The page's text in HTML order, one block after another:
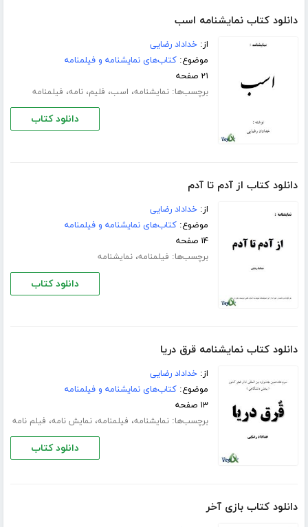
دانلود کتاب نمایشنامه اسب
از:خداداد رضایی
موضوع:کتاب‌های نمایشنامه و فیلمنامه
۲۱ صفحه
برچسب‌ها:نمایشنامه، اسب، فلیم،نامه، فیلمنامه
دانلود کتاب
دانلود کتاب از آدم تا آدم
از:خداداد رضایی
موضوع:کتاب‌های نمایشنامه و فیلمنامه
۱۴ صفحه
برچسب‌ها: فیلمنامه،نمایشنامه
دانلود کتاب
دانلود کتاب نمایشنامه قرق دریا
از:خداداد رضایی
موضوع:کتاب‌های نمایشنامه و فیلمنامه
۱۳ صفحه
برچسب‌ها:نمایشنامه، فیلمنامه،نمایش نامه، فیلم نامه
دانلود کتاب
دانلود کتاب بازی آخر